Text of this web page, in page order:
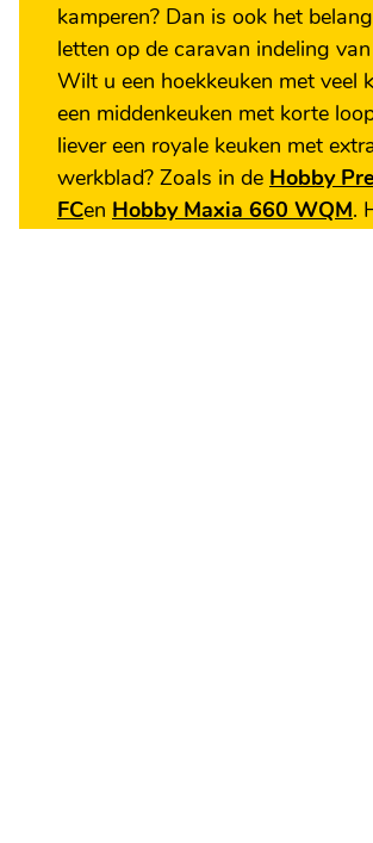
kamperen? Dan is ook het
letten op de caravan indeling
Wilt u een hoekkeuken met veel
een middenkeuken met korte
liever een royale keuken met
werkblad? Zoals in de Hobby
FCen Hobby Maxia 660 WQM.